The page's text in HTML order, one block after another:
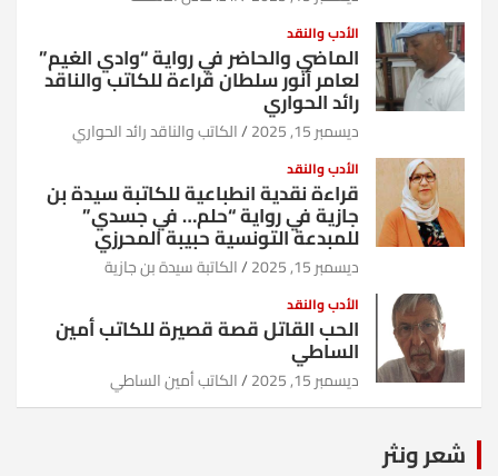
الأدب والنقد
الماضي والحاضر في رواية “وادي الغيم”
لعامر أنور سلطان قراءة للكاتب والناقد
رائد الحواري
ديسمبر 15, 2025 الكاتب والناقد رائد الحواري
الأدب والنقد
قراءة نقدية انطباعية للكاتبة سيدة بن
جازية في رواية “حلم… في جسدي”
للمبدعة التونسية حبيبة المحرزي
ديسمبر 15, 2025 الكاتبة سيدة بن جازية
الأدب والنقد
الحب القاتل قصة قصيرة للكاتب أمين
الساطي
ديسمبر 15, 2025 الكاتب أمين الساطي
شعر ونثر